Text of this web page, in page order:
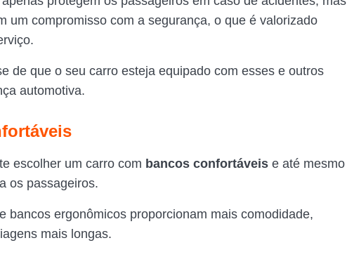
um compromisso com a segurança, o que é valorizado
de que o seu carro esteja equipado com esses e outros
automotiva.
escolher um carro com bancos confortáveis e até mesmo
os passageiros.
bancos ergonômicos proporcionam mais comodidade,
mais longas.